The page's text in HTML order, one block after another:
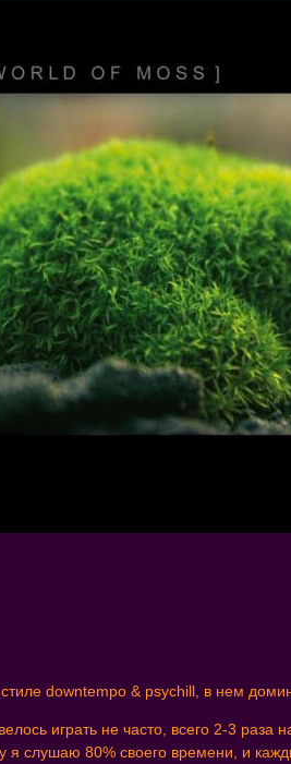
downtempo & psychill, в нем
играть не часто, всего 2-3
я слушаю 80% своего времени, и